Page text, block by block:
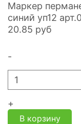
Маркер
синий уп12
20.85 руб
-
+
В корзину